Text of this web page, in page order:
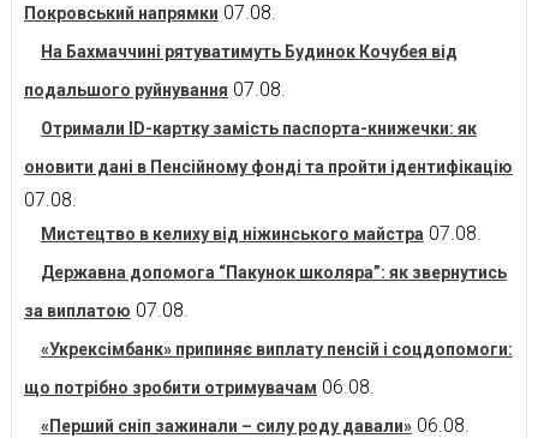
Покровський напрямки 07.08.
На Бахмаччині рятуватимуть Будинок Кочубея від
подальшого руйнування 07.08.
Отримали ID-картку замість паспорта-книжечки: як
оновити дані в Пенсійному фонді та пройти ідентифікацію
07.08.
Мистецтво в келиху від ніжинського майстра 07.08.
Державна допомога “Пакунок школяра”: як звернутись
за виплатою 07.08.
«Укрексімбанк» припиняє виплату пенсій і соцдопомоги:
що потрібно зробити отримувачам 06.08.
«Перший сніп зажинали – силу роду давали» 06.08.